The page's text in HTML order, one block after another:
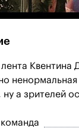
лента
ненормальная
ну а зрителей